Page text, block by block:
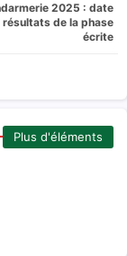
2025 : date
de la phase
écrite
Plus d'éléments